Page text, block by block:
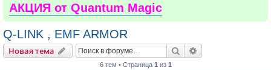
АКЦИЯ от Quantum Magic
Q-LINK , EMF ARMOR
Новая тема Поиск
6 тем • Страница 1 из 1